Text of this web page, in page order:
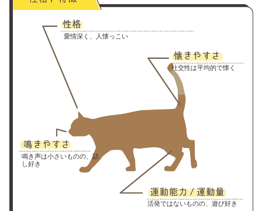
愛情深く、人懐っこい
社交性は平均的で懐く
鳴き声は小さいものの、話
し好き
活発ではないものの、遊び好き